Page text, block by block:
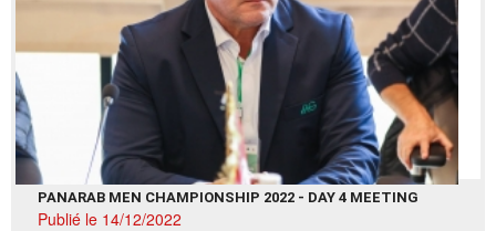
PANARAB MEN CHAMPIONSHIP 2022 - DAY 4 MEETING
Publié le 14/12/2022